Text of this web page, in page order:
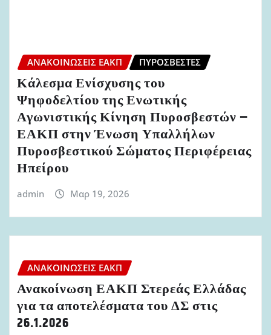
ΑΝΑΚΟΙΝΏΣΕΙΣ ΕΑΚΠ ΠΥΡΟΣΒΈΣΤΕΣ
Κάλεσμα Ενίσχυσης του
Ψηφοδελτίου της Ενωτικής
Αγωνιστικής Κίνηση Πυροσβεστών –
ΕΑΚΠ στην Ένωση Υπαλλήλων
Πυροσβεστικού Σώματος Περιφέρειας
Ηπείρου
admin Μαρ 19, 2026
ΑΝΑΚΟΙΝΏΣΕΙΣ ΕΑΚΠ
Ανακοίνωση ΕΑΚΠ Στερεάς Ελλάδας
για τα αποτελέσματα του ΔΣ στις
26.1.2026